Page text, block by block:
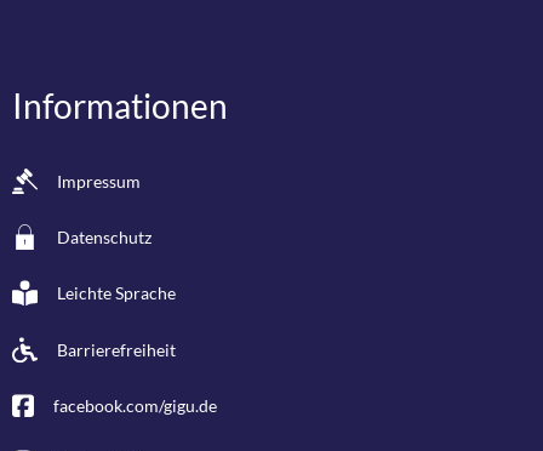
Informationen
Impressum
Datenschutz
Leichte Sprache
Barrierefreiheit
facebook.com/gigu.de